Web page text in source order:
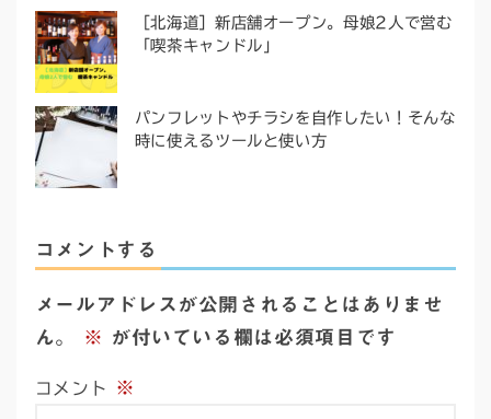
［北海道］新店舗オープン。母娘2人で営む
「喫茶キャンドル」
パンフレットやチラシを自作したい！そんな
時に使えるツールと使い方
コメントする
メールアドレスが公開されることはありませ
ん。
※ が付いている欄は必須項目です
コメント ※